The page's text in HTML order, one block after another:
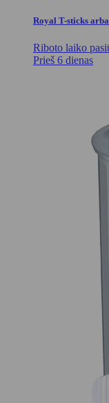
Royal T-sticks
Riboto laiko
Prieš 6 dienas